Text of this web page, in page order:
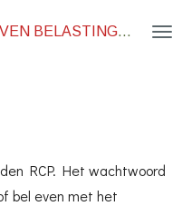
COMMISSIE POSTACTIEVEN BELASTINGDIENST
RCP. Het wachtwoord
bel even met het